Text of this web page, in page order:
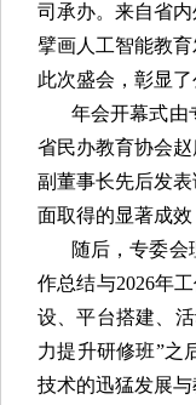
司承办。来自省
擘画人工智能教
此次盛会，彰显
年会开幕式由
省民办教育协会
副董事长先后发
面取得的显著成
随后，专委会
作总结与2026年
设、平台搭建、
力提升研修班”之
技术的迅猛发展